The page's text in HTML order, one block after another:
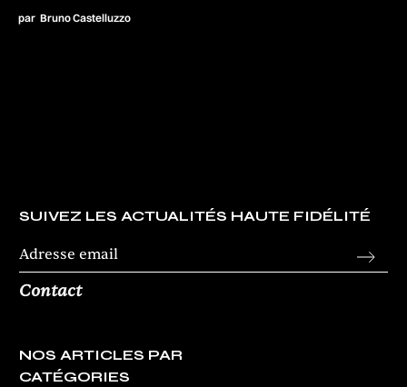
par Bruno Castelluzzo
SUIVEZ LES ACTUALITÉS HAUTE FIDÉLITÉ
Contact
NOS ARTICLES PAR
CATÉGORIES